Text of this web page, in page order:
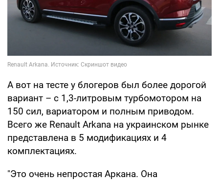
А вот на тесте у блогеров был более дорогой
вариант – с 1,3-литровым турбомотором на
150 сил, вариатором и полным приводом.
Всего же Renault Arkana на украинском рынке
представлена в 5 модификациях и 4
комплектациях.
"Это очень непростая Аркана. Она